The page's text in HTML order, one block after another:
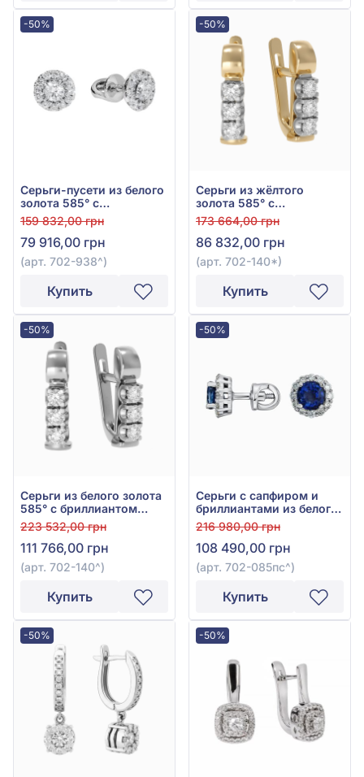
-50%
Серьги-пусети из белого
золота 585° с
бриллиантом 0,4ct, арт.
702-938
159 832,00 грн
79 916,00 грн
(арт. 702-938^)
Купить
-50%
Серьги из жёлтого
золота 585° с
бриллиантами 0,26ct,
арт. 702-140*
173 664,00 грн
86 832,00 грн
(арт. 702-140*)
Купить
-50%
Серьги из белого золота
585° с бриллиантом
0,36ct, арт. 702-140
223 532,00 грн
111 766,00 грн
(арт. 702-140^)
Купить
-50%
Серьги с сапфиром и
бриллиантами из белого
золота 585°, арт. 702-
085пс
216 980,00 грн
108 490,00 грн
(арт. 702-085пс^)
Купить
-50% -50%